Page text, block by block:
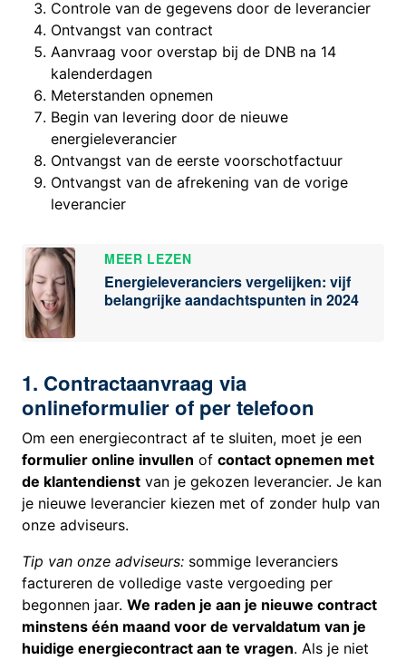
Controle van de gegevens door de leverancier
Ontvangst van contract
Aanvraag voor overstap bij de DNB na 14
kalenderdagen
Meterstanden opnemen
Begin van levering door de nieuwe
energieleverancier
Ontvangst van de eerste voorschotfactuur
Ontvangst van de afrekening van de vorige
leverancier
MEER LEZEN
Energieleveranciers vergelijken: vijf
belangrijke aandachtspunten in 2024
1. Contractaanvraag via
onlineformulier of per telefoon
Om een energiecontract af te sluiten, moet je een
formulier online invullen ofcontact opnemen met
de klantendienst van je gekozen leverancier. Je kan
je nieuwe leverancier kiezen met of zonder hulp van
onze adviseurs.
Tip van onze adviseurs: sommige leveranciers
factureren de volledige vaste vergoeding per
begonnen jaar.We raden je aan je nieuwe contract
minstens één maand voor de vervaldatum van je
huidige energiecontract aan te vragen. Als je niet